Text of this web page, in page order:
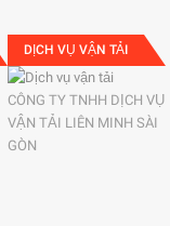
DỊCH VỤ VẬN TẢI
CÔNG TY TNHH DỊCH VỤ
VẬN TẢI LIÊN MINH SÀI
GÒN